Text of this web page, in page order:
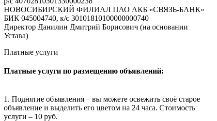
НОВОСИБИРСКИЙ ФИЛИАЛ ПАО АКБ «СВЯЗЬ-БАНК»
БИК 045004740, к/с 30101810100000000740
Директор Данилин Дмитрий Борисович (на основании
Устава)
Платные услуги
Платные услуги по размещению объявлений:
1. Поднятие объявления – вы можете освежить своё старое
объявление и выделить его цветом на 24 часа. Стоимость
услуги – 10 руб.